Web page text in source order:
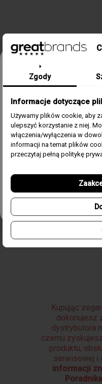
Kolekcja /
Kupując
dokonujesz
dystrybutora
czemu
produktu,
serwisowej i
informacji
Zgody
Informacje dotyczące
Używamy plików cookie, aby
ulepszyć korzystanie z niej.
włączenia/wyłączenia w
informacji na temat plików
przeczytaj pełną politykę
Odbierz 15%
zamówienie w
Zapisz się do bezpłatnego
Email
ZgodaAkceptuję regulamin i
powyższych danych